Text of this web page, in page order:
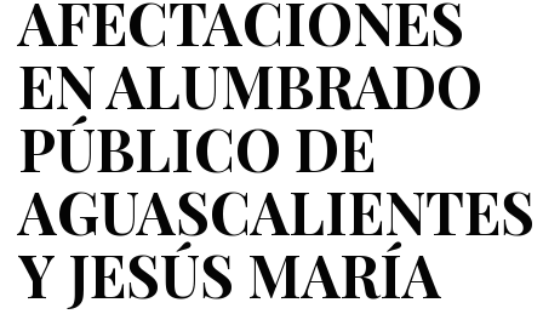
AFECTACIONES
EN ALUMBRADO
PÚBLICO DE
AGUASCALIENTES
Y JESÚS MARÍA